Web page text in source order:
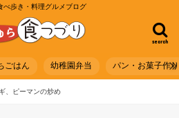
べ歩き・料理グルメブログ
search
ごはん 幼稚園弁当 パン・お菓子作り
、ピーマンの炒め